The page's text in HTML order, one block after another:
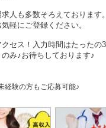
人も多数そろえております
軽にご登録ください。
セス！入力時間はたったの
み♪お待ちしております♪
経験の方もご応募可能♪